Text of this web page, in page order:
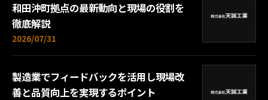
和田沖町拠点の最新動向と現場の役割を
徹底解説
2026/07/31
製造業でフィードバックを活用し現場改
善と品質向上を実現するポイント